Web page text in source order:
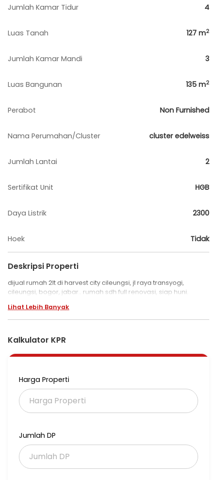
Jumlah Kamar Tidur 4
Luas Tanah 127 m2
Jumlah Kamar Mandi 3
Luas Bangunan 135 m2
Perabot Non Furnished
Nama Perumahan/Cluster cluster edelweiss
Jumlah Lantai 2
Sertifikat Unit HGB
Daya Listrik 2300
Hoek Tidak
Deskripsi Properti
dijual rumah 2lt di harvest city cileungsi, jl raya transyogi,
cileungsi, bogor, jabar.. rumah sdh full renovasi, siap huni.
Lihat Lebih Banyak
Kalkulator KPR
Harga Properti
Jumlah DP